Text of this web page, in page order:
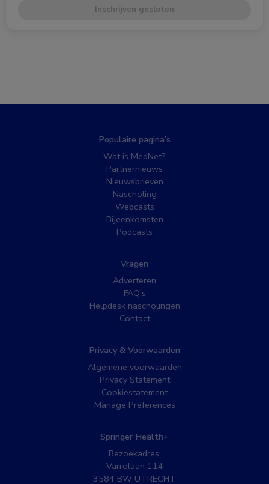
Inschrijven gesloten
Populaire pagina’s
Wat is MedNet?
Partnernieuws
Nieuwsbrieven
Nascholing
Webcasts
Bijeenkomsten
Podcasts
Vragen
Adverteren
FAQ’s
Helpdesk nascholingen
Contact
Privacy & Voorwaarden
Algemene voorwaarden
Privacy Statement
Cookiestatement
Manage Preferences
Springer Health+
Bezoekadres:
Varrolaan 114
3584 BW UTRECHT